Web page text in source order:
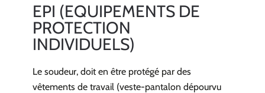
EPI (EQUIPEMENTS DE
PROTECTION
INDIVIDUELS)
Le soudeur, doit en être protégé par des
vêtements de travail (veste-pantalon dépourvu